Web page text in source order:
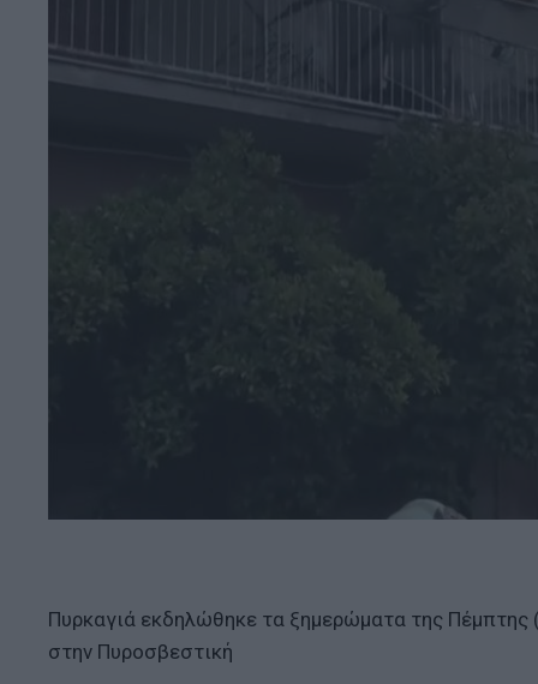
Πυρκαγιά εκδηλώθηκε τα ξημερώματα της
στην Πυροσβεστική